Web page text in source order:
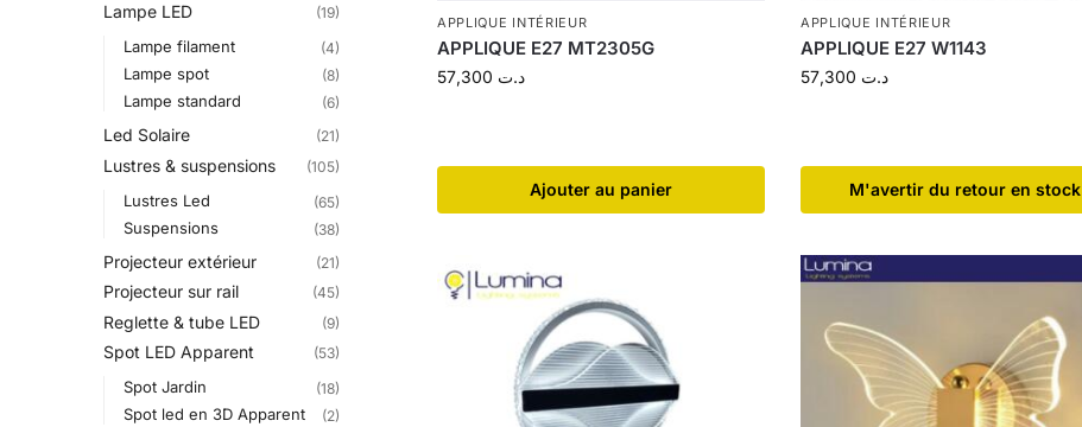
APPLIQUE INTÉRIEUR
APPLIQUE E27 MT2305G
د.ت
Ajouter au panier
APPLIQUE INTÉRIEUR
APPLIQUE E27 W1143
د.ت
​M'avertir du retour en stock
Lampe LED (19)
Lampe filament (4)
Lampe spot (8)
Lampe standard (6)
Led Solaire (21)
Lustres & suspensions (105)
Lustres Led (65)
Suspensions (38)
Projecteur extérieur (21)
Projecteur sur rail (45)
Reglette & tube LED (9)
Spot LED Apparent (53)
Spot Jardin (18)
Spot led en 3D Apparent (2)